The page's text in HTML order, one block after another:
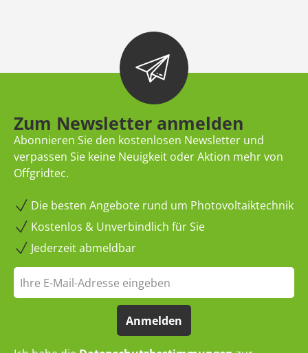
Zum Newsletter anmelden
Abonnieren Sie den kostenlosen Newsletter und
verpassen Sie keine Neuigkeit oder Aktion mehr von
Offgridtec.
Die besten Angebote rund um Photovoltaiktechnik
Kostenlos & Unverbindlich für Sie
Jederzeit abmeldbar
Anmelden